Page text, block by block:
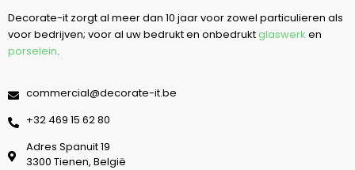
Decorate-it zorgt al meer dan 10 jaar voor zowel particulieren als
voor bedrijven; voor al uw bedrukt en onbedruktglaswerk en
porselein.
commercial@decorate-it.be
‭+32 469 15 62 80‬
Adres Spanuit 19
3300 Tienen, België